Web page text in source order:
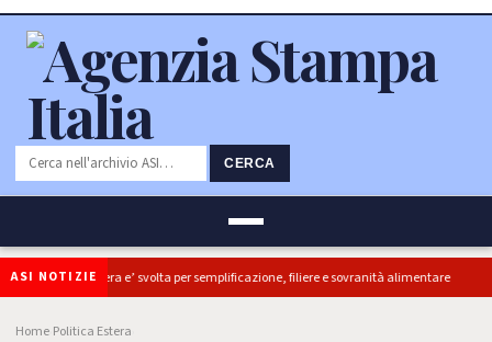
CERCA
ASI NOTIZIE
ok Camera e’ svolta per semplificazione, filiere e sovranità alimentare
Home Politica Estera